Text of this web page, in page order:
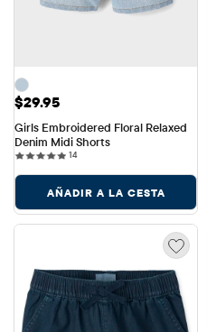
Precio: $29.95
$29.95
Girls Embroidered Floral Relaxed
Denim Midi Shorts
1414 reviews
AÑADIR A LA CESTA